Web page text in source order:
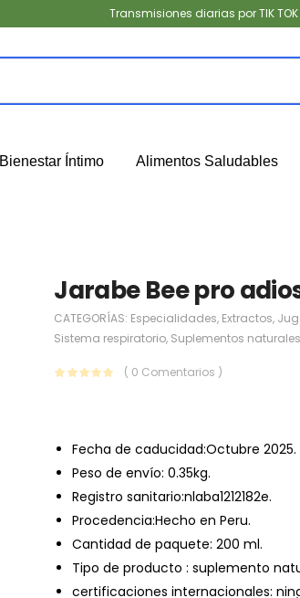
Transmisiones diarias por TIK TOK
Bienestar Íntimo Alimentos Saludables
Jarabe Bee pro
CATEGORÍAS: Especialidades, Extractos,
Sistema respiratorio, Suplementos naturales
( 0 Comentarios )
Fecha de caducidad:Octubre 2025.
Peso de envío: 0.35kg.
Registro sanitario:nlaba1212182e.
Procedencia:Hecho en Peru.
Cantidad de paquete: 200 ml.
Tipo de producto : suplemento
certificaciones internacionales: